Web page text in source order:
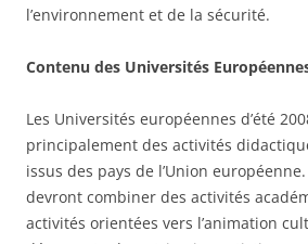
l’environnement et de la sécurité.
Contenu des Universités
Les Universités européennes d’été
principalement des activités
issus des pays de l’Union
devront combiner des activités
activités orientées vers l’animation